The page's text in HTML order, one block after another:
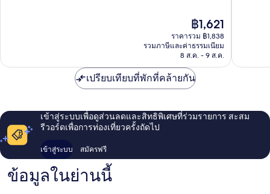
ราคา
ปัจจุบัน
คือ
฿1,621
฿1,621
ราคารวม ฿1,838
รวมภาษีและค่าธรรมเนียม
8 ส.ค. - 9 ส.ค.
เปรียบเทียบที่พักที่คล้ายกัน
เข้าสู่ระบบเพื่อดูส่วนลดและสิทธิพิเศษที่ร่วมรายการ สะสม
รีวอร์ดเพื่อการท่องเที่ยวครั้งถัดไป
เข้าสู่ระบบ สมัครฟรี
ข้อมูลในย่านนี้